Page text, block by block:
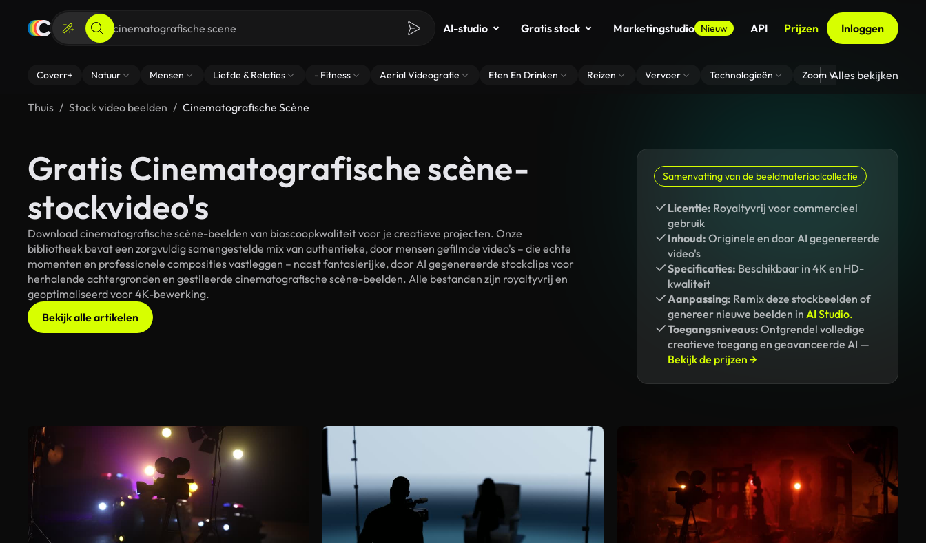
AI-studio Gratis stock Marketingstudio Nieuw API Prijzen Inloggen
Coverr+ Natuur Mensen Liefde & Relaties - Fitness Aerial Videografie Eten En Drinken Reizen Vervoer Technologieën Zoom Virtuele
Alles bekijken
Thuis Stock video beelden Cinematografische Scène
Gratis Cinematografische scène-
stockvideo's
Download cinematografische scène-beelden van bioscoopkwaliteit voor je creatieve projecten. Onze
bibliotheek bevat een zorgvuldig samengestelde mix van authentieke, door mensen gefilmde video's – die echte
momenten en professionele composities vastleggen – naast fantasierijke, door AI gegenereerde stockclips voor
herhalende achtergronden en gestileerde cinematografische scène-beelden. Alle bestanden zijn royaltyvrij en
geoptimaliseerd voor 4K-bewerking.
Bekijk alle artikelen
Samenvatting van de beeldmateriaalcollectie
Licentie: Royaltyvrij voor commercieel
gebruik
Inhoud: Originele en door AI gegenereerde
video's
Specificaties: Beschikbaar in 4K en HD-
kwaliteit
Aanpassing: Remix deze stockbeelden of
genereer nieuwe beelden in AI Studio.
Toegangsniveaus: Ontgrendel volledige
creatieve toegang en geavanceerde AI —
Bekijk de prijzen →